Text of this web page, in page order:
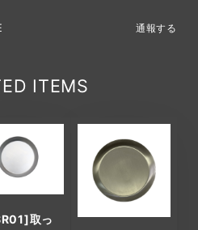
通報する
ITEMS
取っ